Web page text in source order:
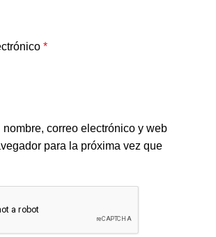
*
nombre, correo electrónico y web
para la próxima vez que